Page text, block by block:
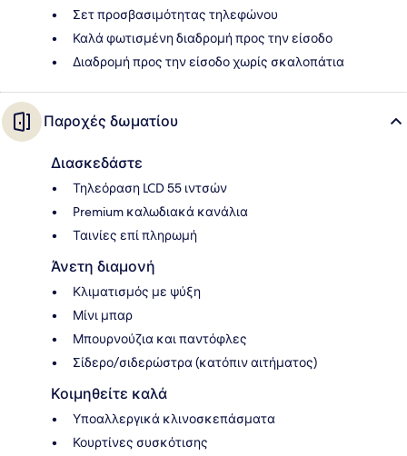
Σετ προσβασιμότητας τηλεφώνου
Καλά φωτισμένη διαδρομή προς την είσοδο
Διαδρομή προς την είσοδο χωρίς σκαλοπάτια
Παροχές δωματίου
Διασκεδάστε
Τηλεόραση LCD 55 ιντσών
Premium καλωδιακά κανάλια
Ταινίες επί πληρωμή
Άνετη διαμονή
Κλιματισμός με ψύξη
Μίνι μπαρ
Μπουρνούζια και παντόφλες
Σίδερο/σιδερώστρα (κατόπιν αιτήματος)
Κοιμηθείτε καλά
Υποαλλεργικά κλινοσκεπάσματα
Κουρτίνες συσκότισης